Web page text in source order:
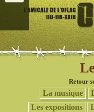
Retour
La musique
Les expositions